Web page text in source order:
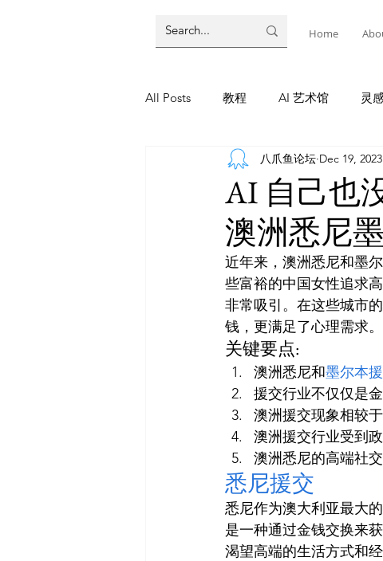
Home
All Posts 教程 AI 艺术馆 灵
AI 工具 AI Tool
灵感库 AI 新闻
AI 自己也
澳洲悉尼
八爪鱼论坛 Dec 19, 2023
近年来，澳洲悉尼和墨
些富裕的中国女性追求
非常吸引。在这些城市
钱，更满足了心理需求。
关键要点:
澳洲悉尼和墨尔本
援交行业不仅仅是
澳洲援交现象相较
澳洲援交行业受到
澳洲悉尼的高端社
悉尼援交
悉尼作为澳大利亚最大
是一种通过金钱交换来
渴望高端的生活方式和